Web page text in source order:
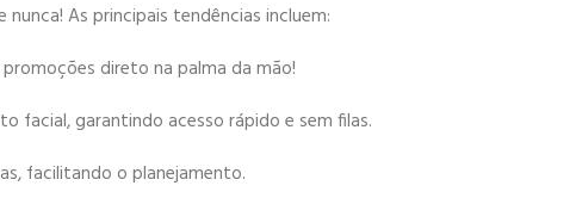
As principais tendências incluem:
direto na palma da mão!
facial, garantindo acesso rápido e sem filas.
facilitando o planejamento.